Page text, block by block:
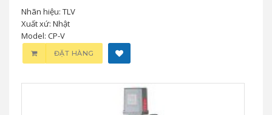
Nhãn hiệu: TLV
Xuất xứ: Nhật
Model: CP-V
ĐẶT HÀNG